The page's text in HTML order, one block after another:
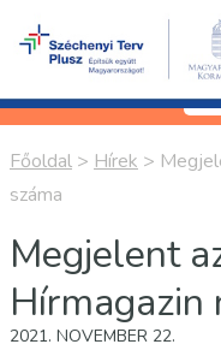
Főoldal > Hírek >
száma
Megjelent
Hírmagazin
2021. NOVEMBER 22.